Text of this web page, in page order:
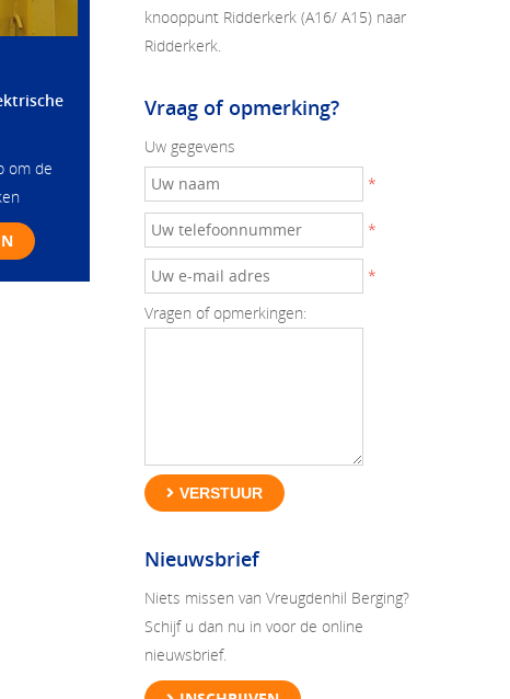
om de
knooppunt Ridderkerk (A16/ A15) naar
Ridderkerk.
Vraag of opmerking?
Uw gegevens
*
*
*
Vragen of opmerkingen:
VERSTUUR
Nieuwsbrief
Niets missen van Vreugdenhil Berging?
Schijf u dan nu in voor de online
nieuwsbrief.